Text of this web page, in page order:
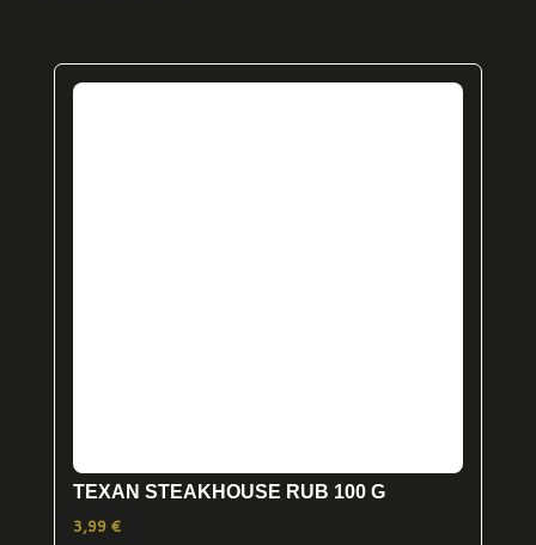
TEXAN STEAKHOUSE RUB 100 G
3,99 €